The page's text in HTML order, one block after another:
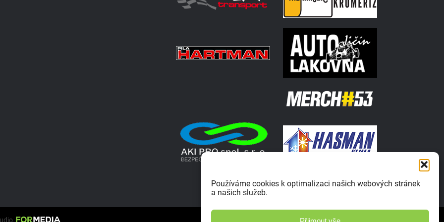
Používáme cookies k optimalizaci našich webových stránek
a našich služeb.
Zásady ochrany osobních údajů